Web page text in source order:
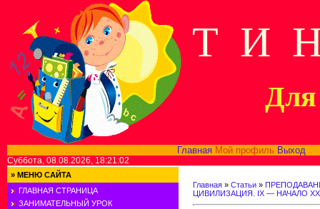
Т И
Для
Главная Мой профиль Выход
Суббота, 08.08.2026, 18:21:02
» МЕНЮ САЙТА
ГЛАВНАЯ СТРАНИЦА
ЗАНИМАТЕЛЬНЫЙ УРОК
Главная » Статьи »
ЦИВИЛИЗАЦИЯ. IX — НАЧАЛО XX